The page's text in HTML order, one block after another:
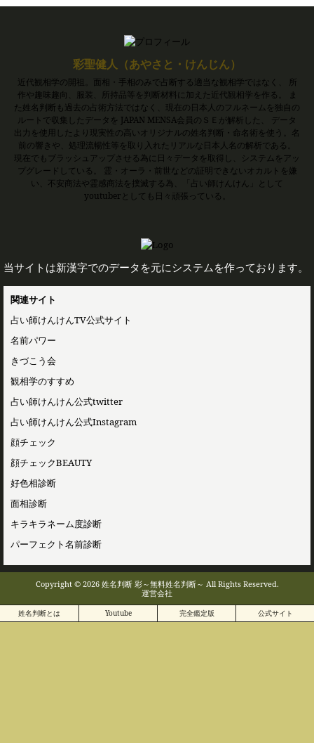
彩聖健人（あやさと・けんじん）
近代観相学の開祖。面相・手相のみで占断する適当な観相学ではなく、 所
作や趣味趣向、服装、所持品等を判断材料に加えた近代観相学を作る。 ま
た姓名判断も過去の占術方法ではなく、現在の日本人のフルネームを独自の
ルートで収集したデータを JAPAN MENSA会員のＳＥが解析した、 データ
出力を使用したより現実性の高いオリジナルの姓名判断・命名術を使う。名
前の響きや、処理流暢性等を取り入れたリアルな日本人名の解析である。
現在でもブラッシュアップさせる為に日々データを取得し、システムをアッ
プグレードしている。 霊・オーラ・前世などの証明できないオカルトを嫌
い、不安商法や霊感商法を撲滅する為、「占い師けんけん」として
youtuberとしても日々頑張っている。
当サイトは新漢字でのデータを元にシステムを作っております。
関連サイト
占い師けんけんTV公式サイト
名前パワー
きづこう会
観相学のすすめ
占い師けんけん公式twitter
占い師けんけん公式Instagram
顔チェック
顔チェックBEAUTY
好色相診断
面相診断
キラキラネーム度診断
パーフェクト名前診断
Copyright © 2026 姓名判断 彩～無料姓名判断～ All Rights Reserved.
運営会社
姓名判断とは Youtube 完全鑑定版 公式サイト